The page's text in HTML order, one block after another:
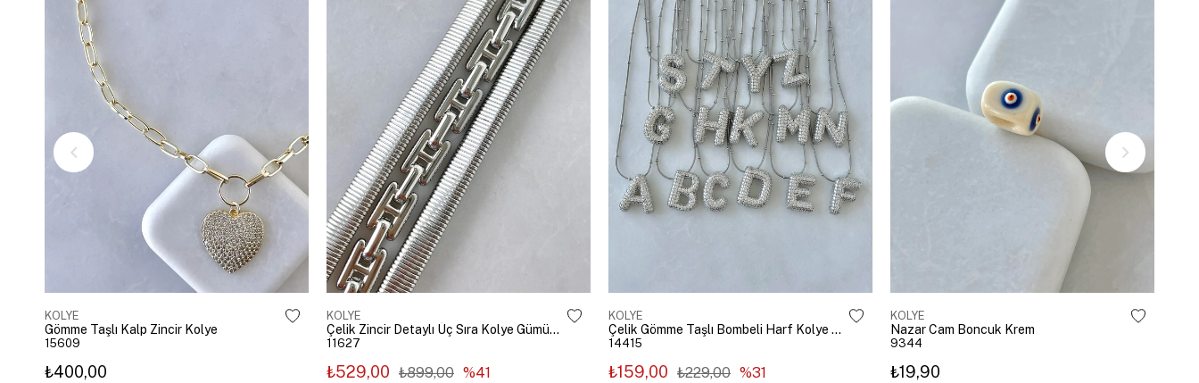
KOLYE
Gömme Taşlı Kalp Zincir Kolye
15609
₺400,00
KOLYE
Çelik Zincir Detaylı Üç Sıra Kolye Gümüş Renk
11627
₺529,00 ₺899,00 %41
KOLYE
Çelik Gömme Taşlı Bombeli Harf Kolye Gümüş
14415
₺159,00 ₺229,00 %31
KOLYE
Nazar Cam Boncuk Krem
9344
₺19,90